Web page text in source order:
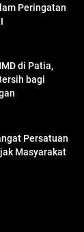
Peringatan
di Patia,
bagi
Persatuan
Masyarakat